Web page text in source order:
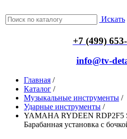
Искать
+7 (499)
info@tv-
Главная /
Каталог /
Музыкальные инструменты /
Ударные инструменты /
YAMAHA RYDEEN RDP2F5
Барабанная установка с